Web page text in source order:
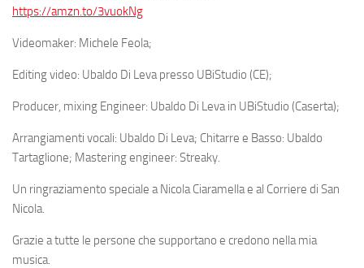
https://amzn.to/3vuokNg
Videomaker: Michele Feola;
Editing video: Ubaldo Di Leva presso UBiStudio (CE);
Producer, mixing Engineer: Ubaldo Di Leva in UBiStudio (Caserta);
Arrangiamenti vocali: Ubaldo Di Leva; Chitarre e Basso: Ubaldo
Tartaglione; Mastering engineer: Streaky.
Un ringraziamento speciale a Nicola Ciaramella e al Corriere di San
Nicola.
Grazie a tutte le persone che supportano e credono nella mia
musica.